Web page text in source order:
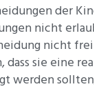
der
nicht
nicht
sie eine
werden